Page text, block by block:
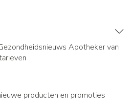
Apotheker van
producten en promoties